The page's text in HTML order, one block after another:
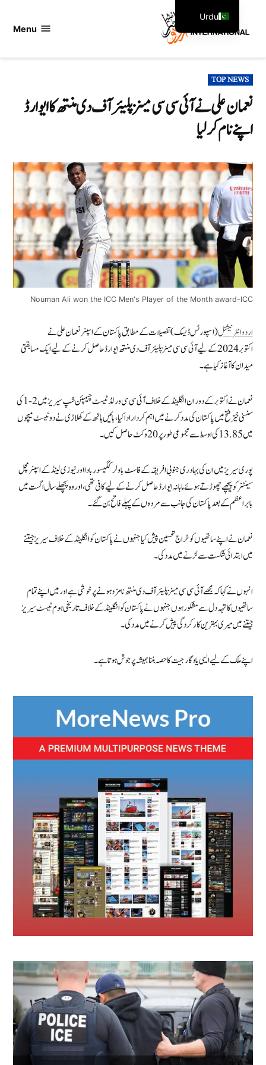
Menu
POSTED
IN
TOP NEWS
نعمان علی نے آئی سی سی مینز پلیئر آف دی منتھ کا ایوارڈ
اپنے نام کر لیا
Nouman Ali won the ICC Men's Player of the Month award-ICC
اردوانٹرنیشنل(اسپورٹس ڈیسک) تفصیلات کے مطابق پاکستان کے اسپنر نعمان علی نے
اکتوبر 2024 کے لیے آئی سی سی مینز پلیئر آف دی منتھ ایوارڈ حاصل کرنے کے لیے ایک مسابقتی
میدان کا آغاز کیا ہے۔
نعمان نے اکتوبر کے دوران انگلینڈ کے خلاف آئی سی سی ورلڈ ٹیسٹ چیمپئن شپ سیریز میں 2-1 کی
سنسنی خیز فتح میں پاکستان کی مدد کرنے میں اہم کردار ادا کیا، بائیں ہاتھ کے کھلاڑی نے دو ٹیسٹ میچوں
میں 13.85 کی اوسط سے مجموعی طور پر 20 وکٹ حاصل کیں۔
پوری سیریز میں ان کی بہادری جنوبی افریقہ کے فاسٹ باولر کگیسو ربادا اور نیوزی لینڈ کے اسپنر مچل
سینٹنر کو پیچھے چھوڑتے ہوئے ماہانہ ایوارڈ حاصل کرنے کے لیے کافی تھی، اوروہ پچھلے سال اگست میں
بابر اعظم کے بعد پاکستان کی جانب سے مردوں کے پہلے فاتح بن گئے۔
نعمان نے اپنے ساتھیوں کو خراج تحسین پیش کیا جنہوں نے پاکستان کو انگلینڈ کے خلاف سیریز جیتنے
میں ابتدائی شکست سے لڑنے میں مدد کی۔
انہوں نے کہا کہ مجھے آئی سی سی مینز پلیئر آف دی منتھ نامزد ہونے پر خوشی ہے اور میں اپنے تمام
ساتھیوں کا تہہ دل سے مشکور ہوں جنہوں نے پاکستان کو انگلینڈ کے خلاف تاریخی ہوم ٹیسٹ سیریز
جیتنے میں میری بہترین کارکردگی پیش کرنے میں مدد کی۔
اپنے ملک کے لیے ایسی یادگار جیت کا حصہ بننا ہمیشہ پرجوش ہوتا ہے۔
Urdu
English